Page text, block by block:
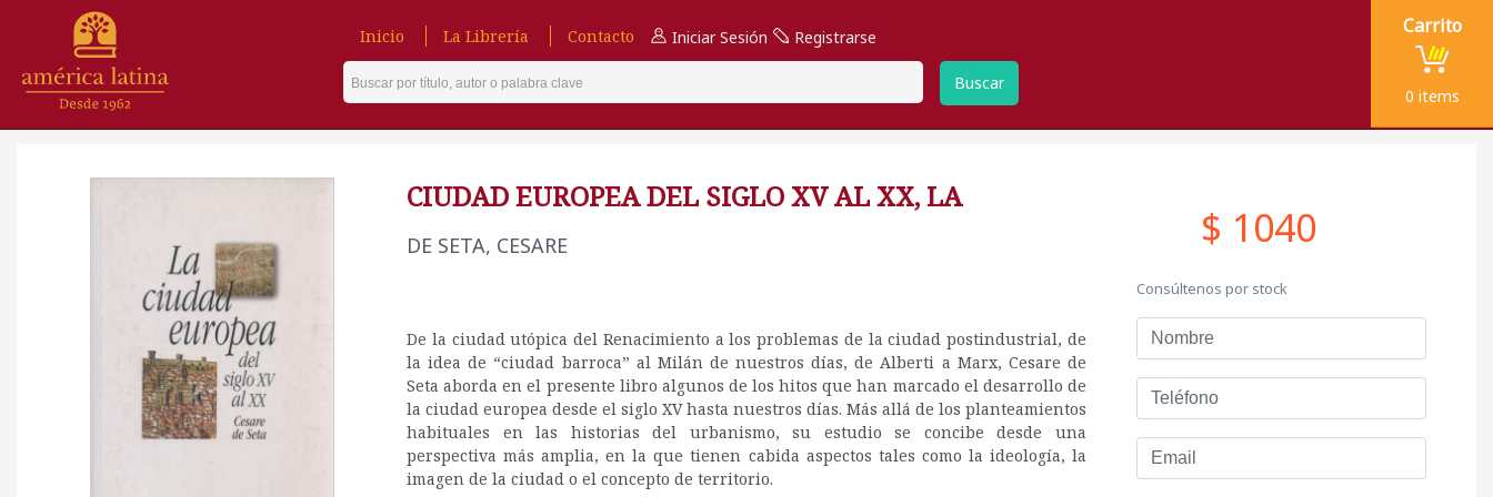
Inicio La Librería Contacto Iniciar Sesión Registrarse
Buscar
Carrito
0 items
CIUDAD EUROPEA DEL SIGLO XV AL XX, LA
DE SETA, CESARE
De la ciudad utópica del Renacimiento a los problemas de la ciudad postindustrial, de
la idea de “ciudad barroca” al Milán de nuestros días, de Alberti a Marx, Cesare de
Seta aborda en el presente libro algunos de los hitos que han marcado el desarrollo de
la ciudad europea desde el siglo XV hasta nuestros días. Más allá de los planteamientos
habituales en las historias del urbanismo, su estudio se concibe desde una
perspectiva más amplia, en la que tienen cabida aspectos tales como la ideología, la
imagen de la ciudad o el concepto de territorio.
$ 1040
Consúltenos por stock
Nombre
Teléfono
Email